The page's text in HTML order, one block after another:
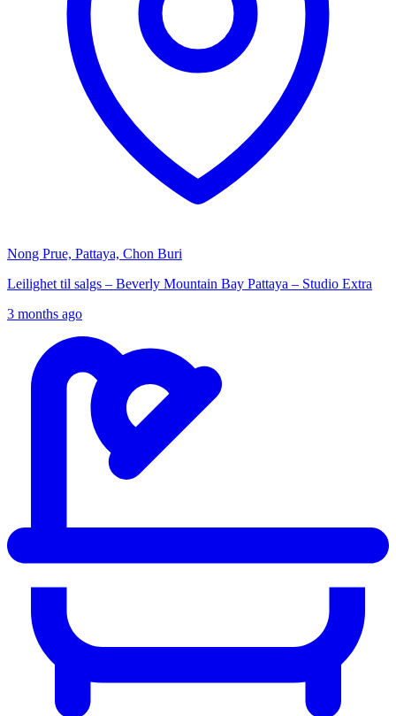
Nong Prue, Pattaya, Chon Buri
Leilighet til salgs – Beverly Mountain Bay Pattaya – Studio Extra
3 months ago